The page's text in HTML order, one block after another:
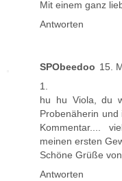
Mit einem ganz
Antworten
SPObeedoo 15.
1.
hu hu Viola, du
Probenäherin
Kommentar....
meinen ersten
Schöne Grüße
Antworten